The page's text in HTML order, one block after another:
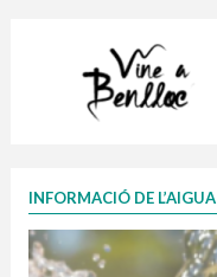
INFORMACIÓ DE L’AIGUA